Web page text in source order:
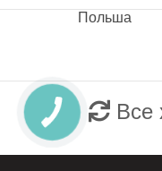
Польша
Все